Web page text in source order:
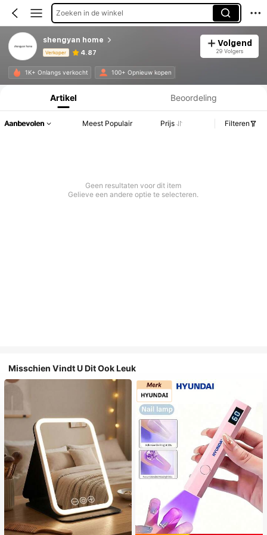
Zoeken in de winkel
shengyan home
Verkoper 4.87
Volgend
29 Volgers
1K+ Onlangs verkocht 100+ Opnieuw kopen
Productinformatie: Prijsopenbaring, Verkoop- en Voorraadgegevens.
Artikel Beoordeling
Aanbevolen Meest Populair Prijs Filteren
Geen resultaten voor dit item
Gelieve een andere optie te selecteren.
Misschien Vindt U Dit Ook Leuk